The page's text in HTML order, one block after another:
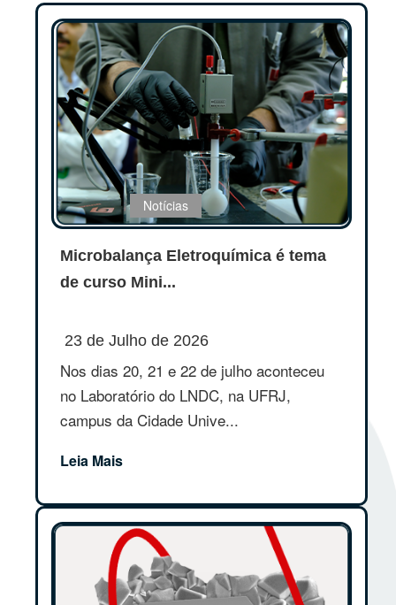
Notícias
Microbalança Eletroquímica é tema
de curso Mini...
23 de Julho de 2026
Nos dias 20, 21 e 22 de julho aconteceu
no Laboratório do LNDC, na UFRJ,
campus da Cidade Unive...
Leia Mais